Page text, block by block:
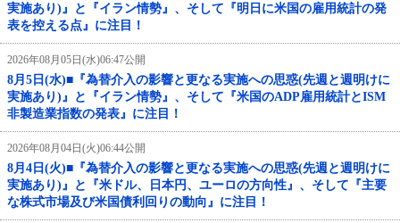
実施あり)』と『イラン情勢』、そして『明日に米国の雇用統計の発
表を控える点』に注目！
2026年08月05日(水)06:47公開
8月5日(水)■『為替介入の影響と更なる実施への思惑(先週と週明けに
実施あり)』と『イラン情勢』、そして『米国のADP雇用統計とISM
非製造業指数の発表』に注目！
2026年08月04日(火)06:44公開
8月4日(火)■『為替介入の影響と更なる実施への思惑(先週と週明けに
実施あり)』と『米ドル、日本円、ユーロの方向性』、そして『主要
な株式市場及び米国債利回りの動向』に注目！